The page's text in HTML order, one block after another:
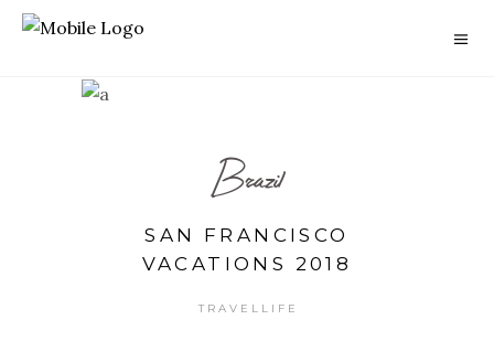
Brazil
SAN FRANCISCO
VACATIONS 2018
TRAVELLIFE